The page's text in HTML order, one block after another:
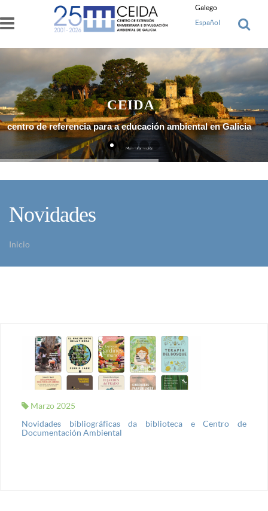
Ir o contido principal
Galego
Español
centro de referencia para a educación ambiental en Galicia
Máis Información
CEIDA
Novidades
Inicio
Marzo 2025
Novidades bibliográficas da biblioteca e Centro de
Documentación Ambiental